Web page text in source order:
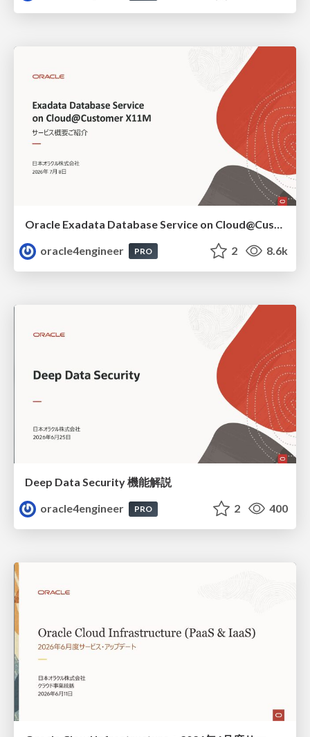
oracle4engineer
PRO 2 8.6k
Deep Data Security 機能解説
oracle4engineer
PRO 2 400